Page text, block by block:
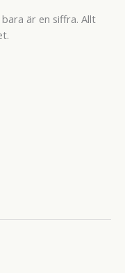
är en siffra. Allt